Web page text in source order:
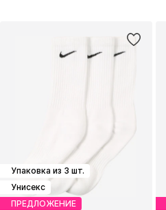
Упаковка из 3 шт.
Унисекс
ПРЕДЛОЖЕНИЕ